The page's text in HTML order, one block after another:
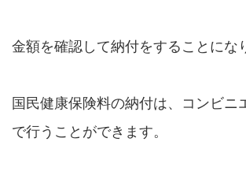
金額を確認して納付をすることにな
国民健康保険料の納付は、コンビニ
で行うことができます。